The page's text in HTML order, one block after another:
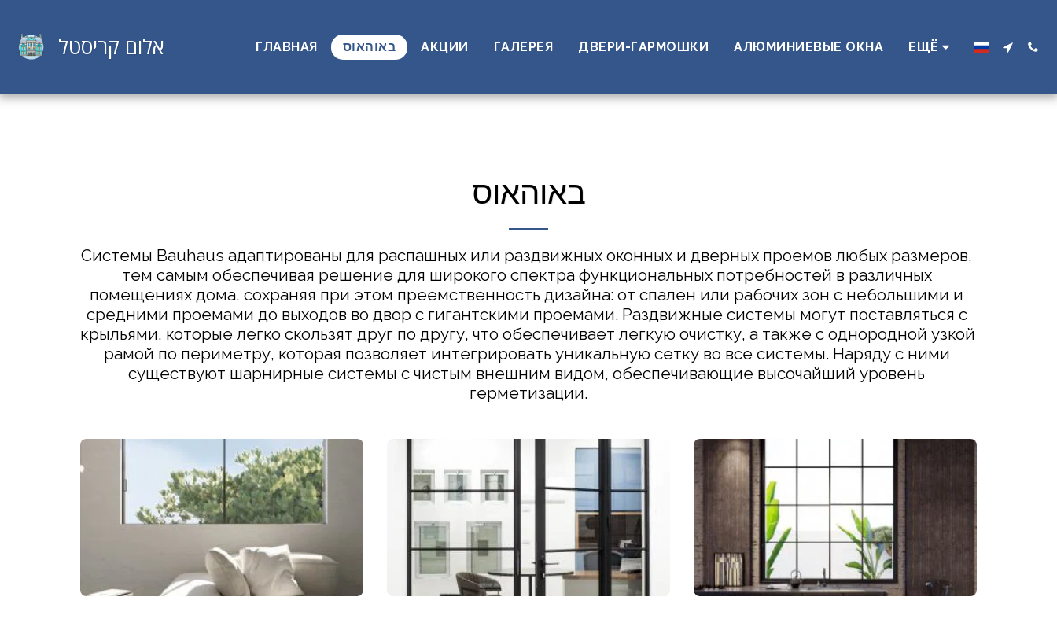
אלום קריסטל ГЛАВНАЯ באוהאוס АКЦИИ ГАЛЕРЕЯ ДВЕРИ-ГАРМОШКИ АЛЮМИНИЕВЫЕ ОКНА ЕЩЁ
באוהאוס
Системы Bauhaus адаптированы для распашных или раздвижных оконных и дверных проемов любых размеров,
тем самым обеспечивая решение для широкого спектра функциональных потребностей в различных
помещениях дома, сохраняя при этом преемственность дизайна: от спален или рабочих зон с небольшими и
средними проемами до выходов во двор с гигантскими проемами. Раздвижные системы могут поставляться с
крыльями, которые легко скользят друг по другу, что обеспечивает легкую очистку, а также с однородной узкой
рамой по периметру, которая позволяет интегрировать уникальную сетку во все системы. Наряду с ними
существуют шарнирные системы с чистым внешним видом, обеспечивающие высочайший уровень
герметизации.